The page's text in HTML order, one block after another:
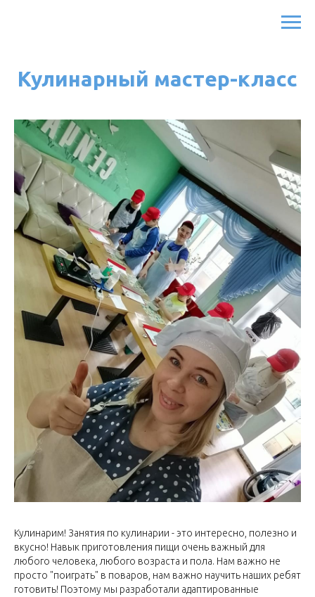
Кулинарный мастер-класс
Кулинарим! Занятия по кулинарии - это интересно, полезно и
вкусно! Навык приготовления пищи очень важный для
любого человека, любого возраста и пола. Нам важно не
просто "поиграть" в поваров, нам важно научить наших ребят
готовить! Поэтому мы разработали адаптированные